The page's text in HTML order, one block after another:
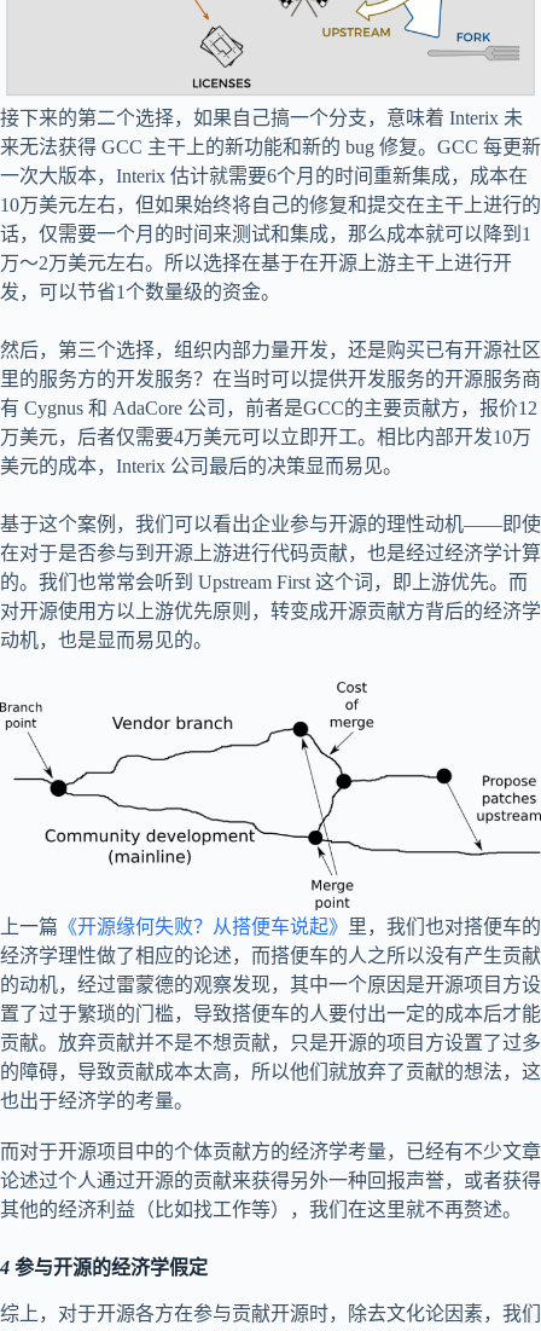
接下来的第二个选择，如果自己搞一个分支，意味着 Interix 未
来无法获得 GCC 主干上的新功能和新的 bug 修复。GCC 每更新
一次大版本，Interix 估计就需要6个月的时间重新集成，成本在
10万美元左右，但如果始终将自己的修复和提交在主干上进行的
话，仅需要一个月的时间来测试和集成，那么成本就可以降到1
万～2万美元左右。所以选择在基于在开源上游主干上进行开
发，可以节省1个数量级的资金。
然后，第三个选择，组织内部力量开发，还是购买已有开源社区
里的服务方的开发服务？在当时可以提供开发服务的开源服务商
有 Cygnus 和 AdaCore 公司，前者是GCC的主要贡献方，报价12
万美元，后者仅需要4万美元可以立即开工。相比内部开发10万
美元的成本，Interix 公司最后的决策显而易见。
基于这个案例，我们可以看出企业参与开源的理性动机——即使
在对于是否参与到开源上游进行代码贡献，也是经过经济学计算
的。我们也常常会听到 Upstream First 这个词，即上游优先。而
对开源使用方以上游优先原则，转变成开源贡献方背后的经济学
动机，也是显而易见的。
上一篇 《开源缘何失败？从搭便车说起》 里，我们也对搭便车的
经济学理性做了相应的论述，而搭便车的人之所以没有产生贡献
的动机，经过雷蒙德的观察发现，其中一个原因是开源项目方设
置了过于繁琐的门槛，导致搭便车的人要付出一定的成本后才能
贡献。放弃贡献并不是不想贡献，只是开源的项目方设置了过多
的障碍，导致贡献成本太高，所以他们就放弃了贡献的想法，这
也出于经济学的考量。
而对于开源项目中的个体贡献方的经济学考量，已经有不少文章
论述过个人通过开源的贡献来获得另外一种回报声誉，或者获得
其他的经济利益（比如找工作等），我们在这里就不再赘述。
4 参与开源的经济学假定
综上，对于开源各方在参与贡献开源时，除去文化论因素，我们